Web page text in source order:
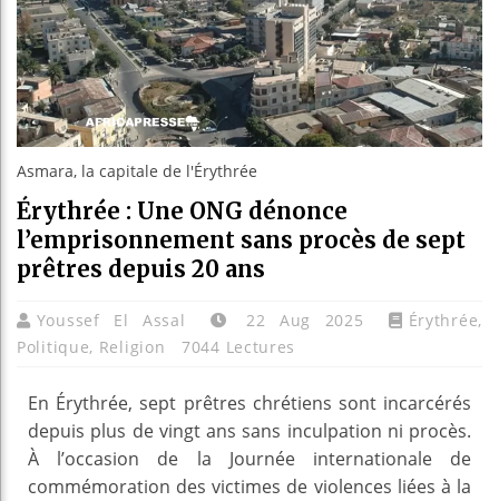
Bénin :
Asmara, la capitale de l'Érythrée
Érythrée : Une ONG dénonce
l’emprisonnement sans procès de sept
prêtres depuis 20 ans
Youssef El Assal 22 Aug 2025 Érythrée,
Politique, Religion 7044 Lectures
En Érythrée, sept prêtres chrétiens sont incarcérés
depuis plus de vingt ans sans inculpation ni procès.
À l’occasion de la Journée internationale de
commémoration des victimes de violences liées à la